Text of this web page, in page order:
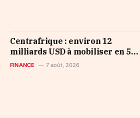
Centrafrique : environ 12
milliards USD à mobiliser en 5
ans pour financer le
FINANCE 7 août, 2026